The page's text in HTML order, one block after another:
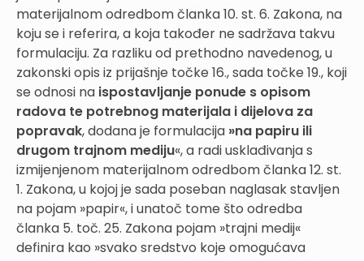
materijalnom odredbom članka 10. st. 6. Zakona, na
koju se i referira, a koja također ne sadržava takvu
formulaciju. Za razliku od prethodno navedenog, u
zakonski opis iz prijašnje točke 16., sada točke 19., koji
se odnosi na ispostavljanje ponude s opisom
radova te potrebnog materijala i dijelova za
popravak, dodana je formulacija »na papiru ili
drugom trajnom mediju«, a radi usklađivanja s
izmijenjenom materijalnom odredbom članka 12. st.
1. Zakona, u kojoj je sada poseban naglasak stavljen
na pojam »papir«, i unatoč tome što odredba
članka 5. toč. 25. Zakona pojam »trajni medij«
definira kao »svako sredstvo koje omogućava